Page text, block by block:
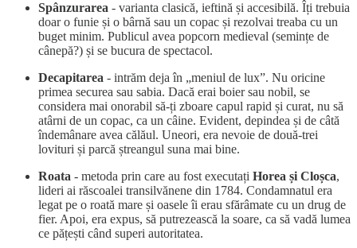
Spânzurarea - varianta clasică, ieftină și accesibilă. Îți trebuia
doar o funie și o bârnă sau un copac și rezolvai treaba cu un
buget minim. Publicul avea popcorn medieval (semințe de
cânepă?) și se bucura de spectacol.
Decapitarea - intrăm deja în „meniul de lux”. Nu oricine
primea securea sau sabia. Dacă erai boier sau nobil, se
considera mai onorabil să-ți zboare capul rapid și curat, nu să
atârni de un copac, ca un câine. Evident, depindea și de câtă
îndemânare avea călăul. Uneori, era nevoie de două-trei
lovituri și parcă ștreangul suna mai bine.
Roata - metoda prin care au fost executați Horea și Cloșca,
lideri ai răscoalei transilvănene din 1784. Condamnatul era
legat pe o roată mare și oasele îi erau sfărâmate cu un drug de
fier. Apoi, era expus, să putrezească la soare, ca să vadă lumea
ce pățești când superi autoritatea.